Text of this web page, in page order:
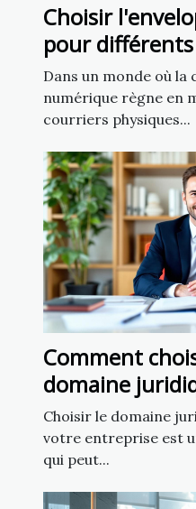
Choisir
pour
courriers
Dans un monde où la
numérique règne en
courriers physiques...
Comment
domaine
affaire
Choisir le domaine
votre entreprise est
qui peut...